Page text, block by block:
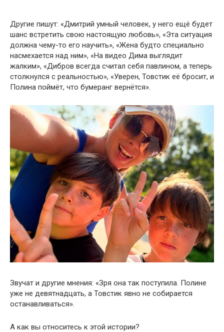
Другие пишут: «Дмитрий умный человек, у него ещё будет
шанс встретить свою настоящую любовь», «Эта ситуация
должна чему-то его научить», «Жена будто специально
насмехается над ним», «На видео Дима выглядит
жалким», «Дибров всегда считал себя павлином, а теперь
столкнулся с реальностью», «Уверен, Товстик её бросит, и
Полина поймёт, что бумеранг вернётся».
Звучат и другие мнения: «Зря она так поступила. Полине
уже не девятнадцать, а Товстик явно не собирается
останавливаться».
А как вы относитесь к этой истории?